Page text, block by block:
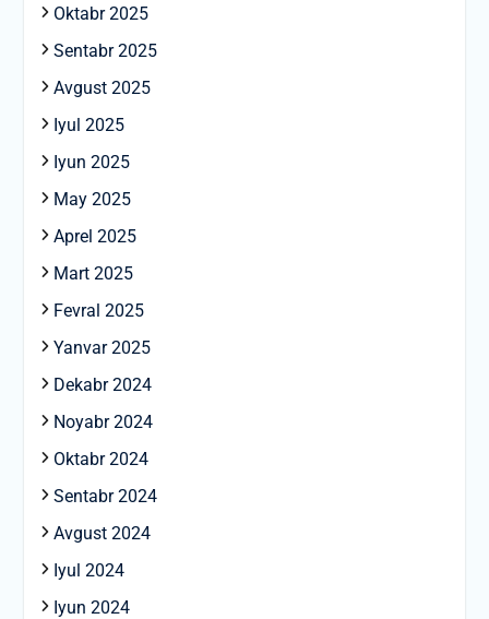
Oktabr 2025
Sentabr 2025
Avgust 2025
Iyul 2025
Iyun 2025
May 2025
Aprel 2025
Mart 2025
Fevral 2025
Yanvar 2025
Dekabr 2024
Noyabr 2024
Oktabr 2024
Sentabr 2024
Avgust 2024
Iyul 2024
Iyun 2024